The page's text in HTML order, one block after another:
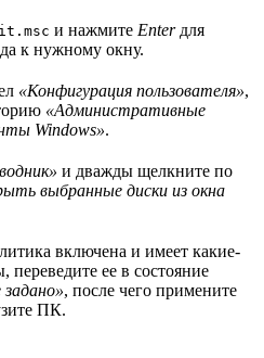
и нажмите Enterдля
к нужному окну.
«Конфигурация пользователя»,
«Административные
Windows».
и дважды щелкните по
выбранные диски из окна
включена и имеет какие-
переведите ее в состояние
, после чего примените
ПК.